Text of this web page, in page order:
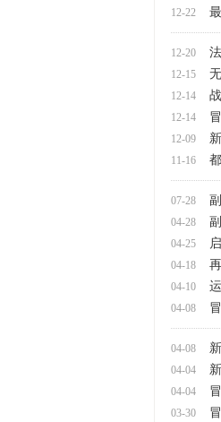
12-22
12-20
12-15
12-14
12-14
12-09
11-16
07-28
04-28
04-25
04-18
04-10
04-08
04-08
04-04
04-04
03-30